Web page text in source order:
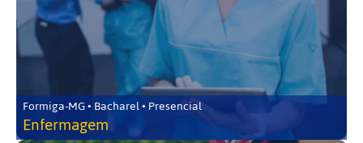
Formiga-MG • Bacharel • Presencial
Enfermagem